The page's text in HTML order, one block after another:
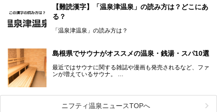
「さんべ温泉そばカフェ湯元」は日帰り温泉と、名物のそば
を提供するカフェという新しい営業スタイルで、観光客に限
らず地元民にも親しまれています。
宿泊をせずとも、気軽に源泉のお湯をつかった温泉と、美味
を経て現在のスタイルに辿り着いているのです。
【難読漢字】「温泉津温泉」の読み方は？どこにあ
る？
「温泉津温泉」の読み方は？
か？
島根県でサウナがオススメの温泉・銭湯・スパ10選
最近ではサウナに関する雑誌や漫画も発売されるなど、ファ
ンが増えているサウナ。
しかしサウナは一口にサウナと言っても、ドライサウナ、ス
チームサウナ、塩サウナなどが存在し、施設によって様々な
ニフティ温泉ニュースTOPへ